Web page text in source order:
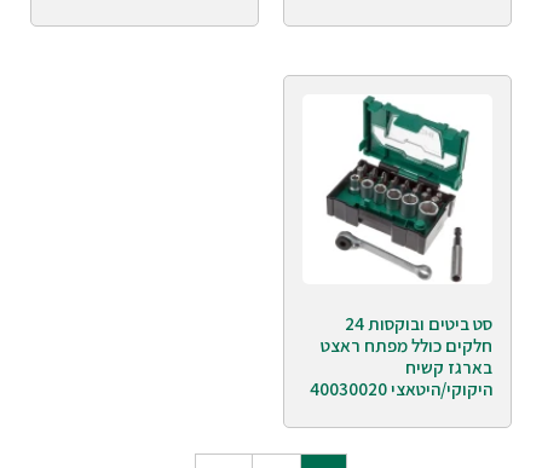
סט ביטים ובוקסות 24
חלקים כולל מפתח ראצט
בארגז קשיח
היקוקי/היטאצי 40030020